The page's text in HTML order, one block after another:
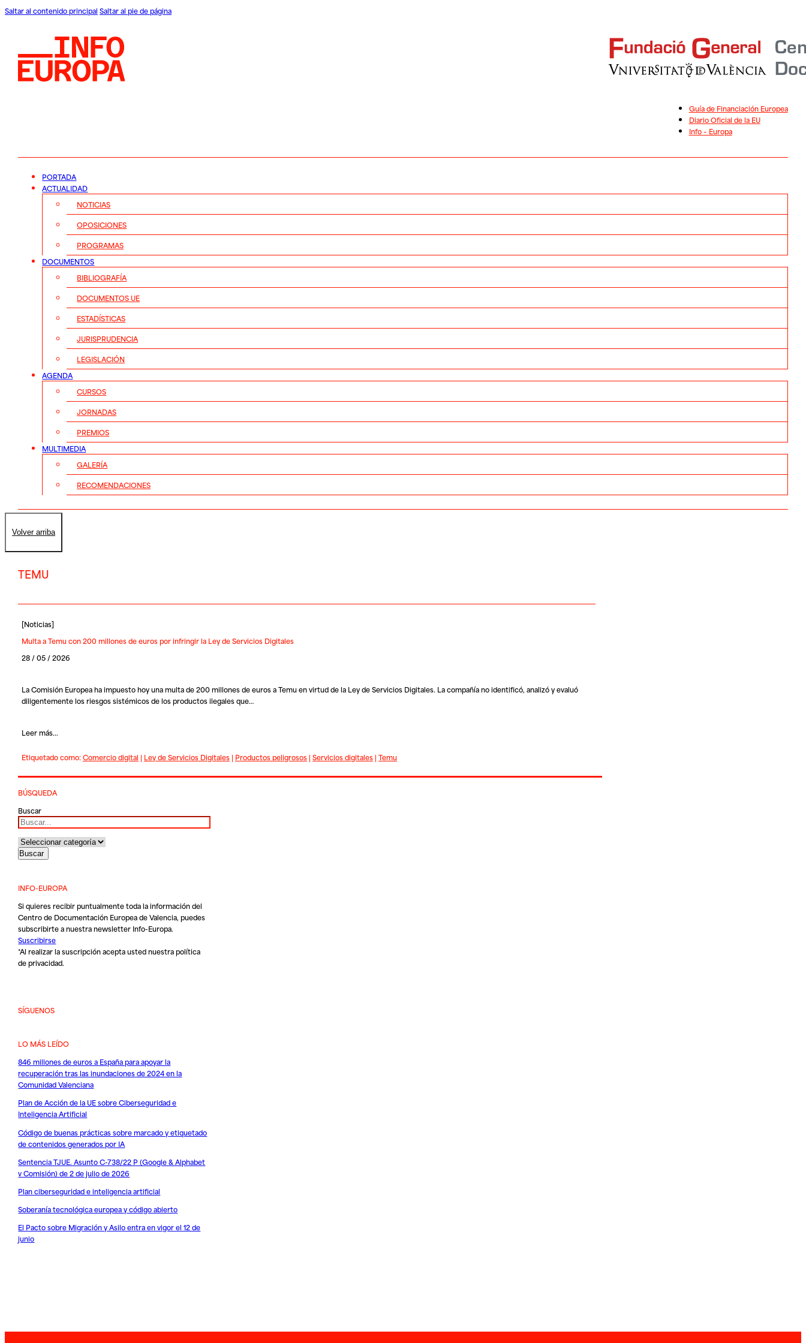
Saltar al contenido principal Saltar al pie de página
Guía de Financiación Europea
Diario Oficial de la EU
Info – Europa
PORTADA
ACTUALIDAD
NOTICIAS
OPOSICIONES
PROGRAMAS
DOCUMENTOS
BIBLIOGRAFÍA
DOCUMENTOS UE
ESTADÍSTICAS
JURISPRUDENCIA
LEGISLACIÓN
AGENDA
CURSOS
JORNADAS
PREMIOS
MULTIMEDIA
GALERÍA
RECOMENDACIONES
Volver arriba
TEMU
[Noticias]
Multa a Temu con 200 millones de euros por infringir la Ley de Servicios Digitales
28 / 05 / 2026
La Comisión Europea ha impuesto hoy una multa de 200 millones de euros a Temu en virtud de la Ley de Servicios Digitales. La compañía no identificó, analizó y evaluó
diligentemente los riesgos sistémicos de los productos ilegales que…
Leer más...
Etiquetado como:Comercio digital | Ley de Servicios Digitales| Productos peligrosos| Servicios digitales| Temu
BÚSQUEDA
Buscar
INFO-EUROPA
Si quieres recibir puntualmente toda la información del
Centro de Documentación Europea de Valencia, puedes
subscribirte a nuestra newsletter Info-Europa.
Suscribirse
*Al realizar la suscripción acepta usted nuestrapolítica
de privacidad.
SÍGUENOS
LO MÁS LEÍDO
846 millones de euros a España para apoyar la
recuperación tras las inundaciones de 2024 en la
Comunidad Valenciana
Plan de Acción de la UE sobre Ciberseguridad e
Inteligencia Artificial
Código de buenas prácticas sobre marcado y etiquetado
de contenidos generados por IA
Sentencia TJUE. Asunto C-738/22 P (Google & Alphabet
v Comisión) de 2 de julio de 2026
Plan ciberseguridad e inteligencia artificial
Soberanía tecnológica europea y código abierto
El Pacto sobre Migración y Asilo entra en vigor el 12 de
junio